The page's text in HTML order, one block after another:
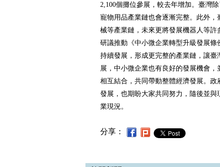
2,100個攤位參展，較去年增加。臺灣
寵物用品產業鏈也會逐漸完整。此外
械等產業鏈，未來更將發展機器人等
研議推動《中小微企業轉型升級發展
持續發展，形成更完整的產業鏈，讓
展，中小微企業也有良好的發展機會
相互結合，共同帶動整體經濟發展。
發展，也期盼大家共同努力，隨後並
業現況。
分享：